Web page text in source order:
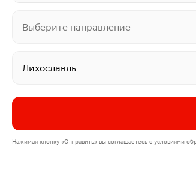
Выберите направление
Нажимая кнопку «Отправить» вы соглашаетесь с условиями